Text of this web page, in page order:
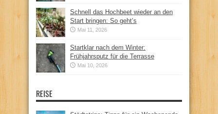
Schnell das Hochbeet wieder an den
Start bringen: So geht’s
Mai 11, 2026
Startklar nach dem Winter:
Frühjahrsputz für die Terrasse
Mai 10, 2026
REISE